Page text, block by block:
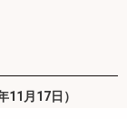
月17日）